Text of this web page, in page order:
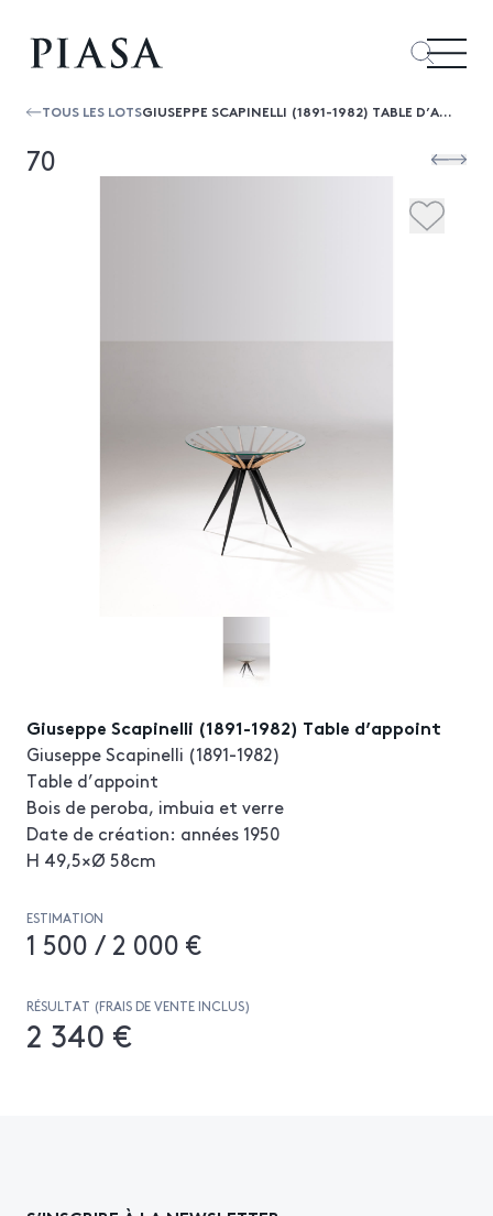
TOUS LES LOTS GIUSEPPE SCAPINELLI (1891-1982) TABLE D’APPOINT
70
Giuseppe Scapinelli (1891-1982) Table d’appoint
Giuseppe Scapinelli (1891-1982)
Table d’appoint
Bois de peroba, imbuia et verre
Date de création: années 1950
H 49,5×Ø 58cm
ESTIMATION
1 500 / 2 000 €
RÉSULTAT (FRAIS DE VENTE INCLUS)
2 340 €